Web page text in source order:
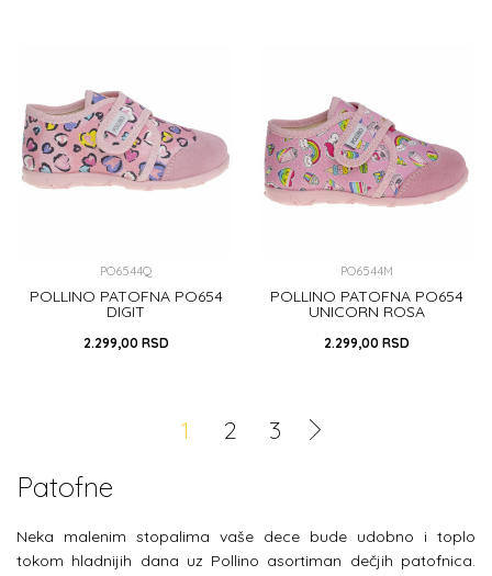
DODAJ U KORPU
PO6544Q
POLLINO PATOFNA PO654
DIGIT
2.299,00 RSD
DODAJ U KORPU
PO6544M
POLLINO PATOFNA PO654
UNICORN ROSA
2.299,00 RSD
DODAJ U KORPU
1 2 3
Patofne
Neka malenim stopalima vaše dece bude udobno i toplo
tokom hladnijih dana uz Pollino asortiman dečjih patofnica.